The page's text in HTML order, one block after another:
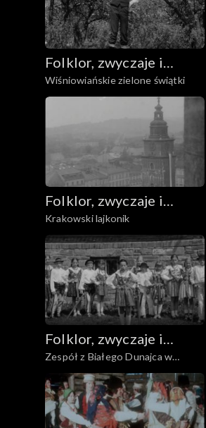
Folklor, zwyczaje i
sztuka ludowa
Wiśniowiańskie zielone świątki
Folklor, zwyczaje i
sztuka ludowa
Krakowski lajkonik
Folklor, zwyczaje i
sztuka ludowa
Zespół z Białego Dunajca w
Poroninie